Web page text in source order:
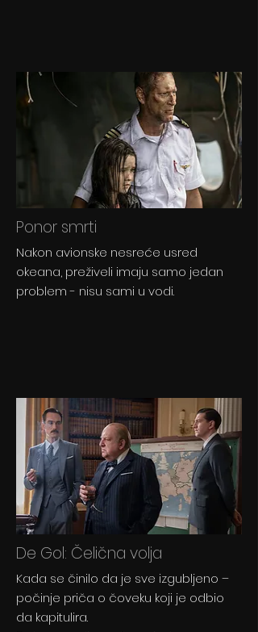
Ponor smrti
Nakon avionske nesreće usred
okeana, preživeli imaju samo jedan
problem - nisu sami u vodi.
De Gol: Čelična volja
Kada se činilo da je sve izgubljeno –
počinje priča o čoveku koji je odbio
da kapitulira.